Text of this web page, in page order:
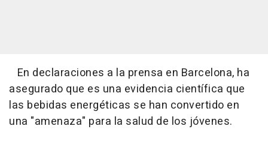
En declaraciones a la prensa en Barcelona, ha
asegurado que es una evidencia científica que
las bebidas energéticas se han convertido en
una "amenaza" para la salud de los jóvenes.